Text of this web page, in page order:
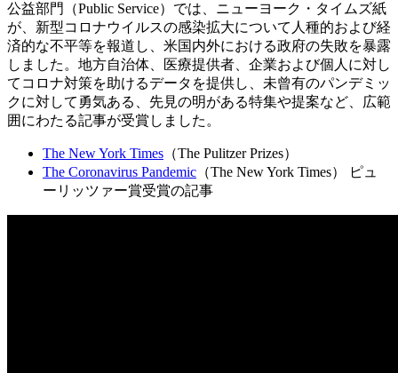
公益部門（Public Service）では、ニューヨーク・タイムズ紙
が、新型コロナウイルスの感染拡大について人種的および経
済的な不平等を報道し、米国内外における政府の失敗を暴露
しました。地方自治体、医療提供者、企業および個人に対し
てコロナ対策を助けるデータを提供し、未曾有のパンデミッ
クに対して勇気ある、先見の明がある特集や提案など、広範
囲にわたる記事が受賞しました。
The New York Times （The Pulitzer Prizes）
The Coronavirus Pandemic （The New York Times） ピュ
ーリッツァー賞受賞の記事